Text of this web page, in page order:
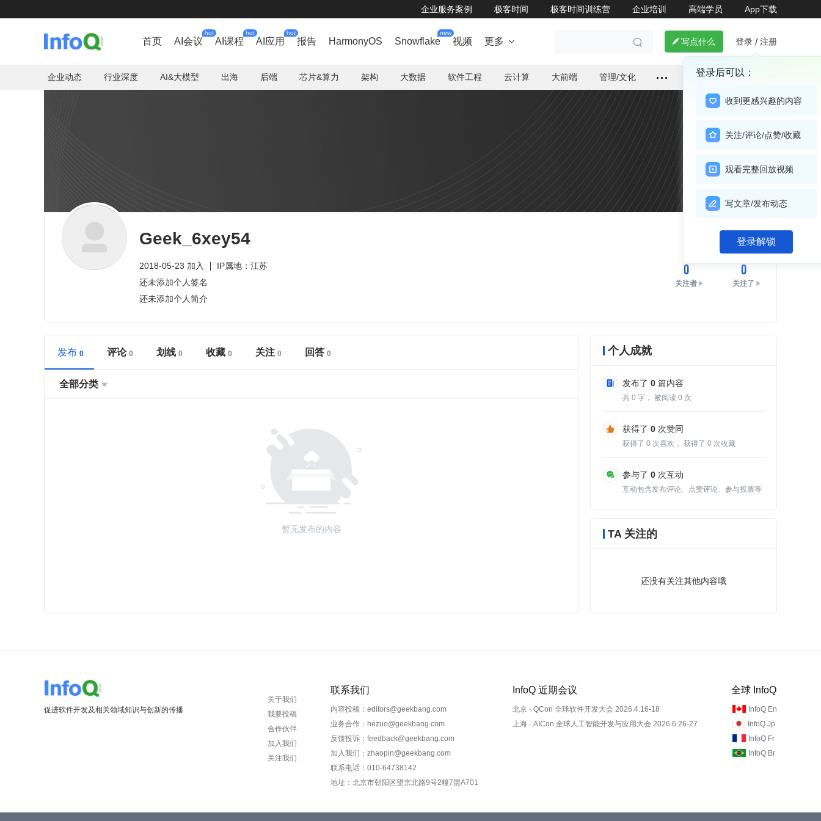
企业服务案例 极客时间 极客时间训练营 企业培训 高端学员 App下载
首页 AI会议
hot
AI课程
hot
AI应用
hot
报告 HarmonyOS Snowflake
new
视频 更多    写点什么 登录 / 注册
登录后可以：
收到更感兴趣的内容
关注/评论/点赞/收藏
观看完整回放视频
写文章/发布动态
登录解锁
企业动态 行业深度 AI&大模型 出海 后端 芯片&算力 架构 大数据 软件工程 云计算 大前端 管理/文化
Geek_6xey54
2018-05-23 加入
IP属地：江苏
还未添加个人签名
还未添加个人简介
关注
0
关注者
0
关注了
发布 评论 划线 收藏 关注 回答
全部分类 
暂无发布的内容
个人成就
发布了 0 篇内容
共 0 字， 被阅读 0 次
获得了 0 次赞同
获得了 0 次喜欢， 获得了 0 次收藏
参与了 0 次互动
互动包含发布评论、点赞评论、参与投票等
TA 关注的
还没有关注其他内容哦
促进软件开发及相关领域知识与创新的传播
关于我们
我要投稿
合作伙伴
加入我们
关注我们
联系我们
内容投稿：editors@geekbang.com
业务合作：hezuo@geekbang.com
反馈投诉：feedback@geekbang.com
加入我们：zhaopin@geekbang.com
联系电话：010-64738142
地址：北京市朝阳区望京北路9号2幢7层A701
InfoQ 近期会议
北京 · QCon 全球软件开发大会 2026.4.16-18
上海 · AICon 全球人工智能开发与应用大会 2026.6.26-27
全球 InfoQ
InfoQ En
InfoQ Jp
InfoQ Fr
InfoQ Br